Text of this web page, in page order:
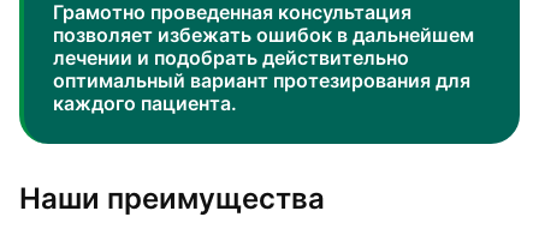
Грамотно проведенная консультация
позволяет избежать ошибок в дальнейшем
лечении и подобрать действительно
оптимальный вариант протезирования для
каждого пациента.
Наши преимущества